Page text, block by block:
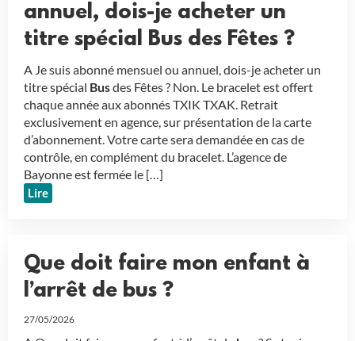
annuel, dois-je acheter un
titre spécial Bus des Fêtes ?
A Je suis abonné mensuel ou annuel, dois-je acheter un
titre spécial Busdes Fêtes ? Non. Le bracelet est offert
chaque année aux abonnés TXIK TXAK. Retrait
exclusivement en agence, sur présentation de la carte
d’abonnement. Votre carte sera demandée en cas de
contrôle, en complément du bracelet. L’agence de
Bayonne est fermée le […]
Lire
Que doit faire mon enfant à
l’arrêt de bus ?
27/05/2026